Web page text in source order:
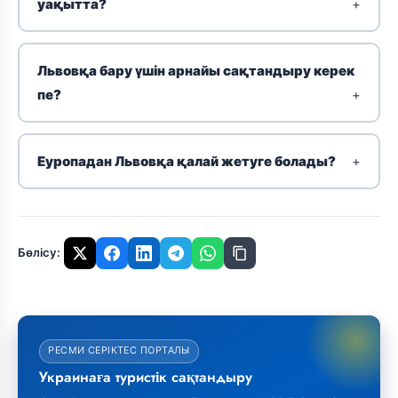
уақытта?
Львовқа бару үшін арнайы сақтандыру керек
пе?
Еуропадан Львовқа қалай жетуге болады?
Бөлісу:
РЕСМИ СЕРІКТЕС ПОРТАЛЫ
Украинаға туристік сақтандыру